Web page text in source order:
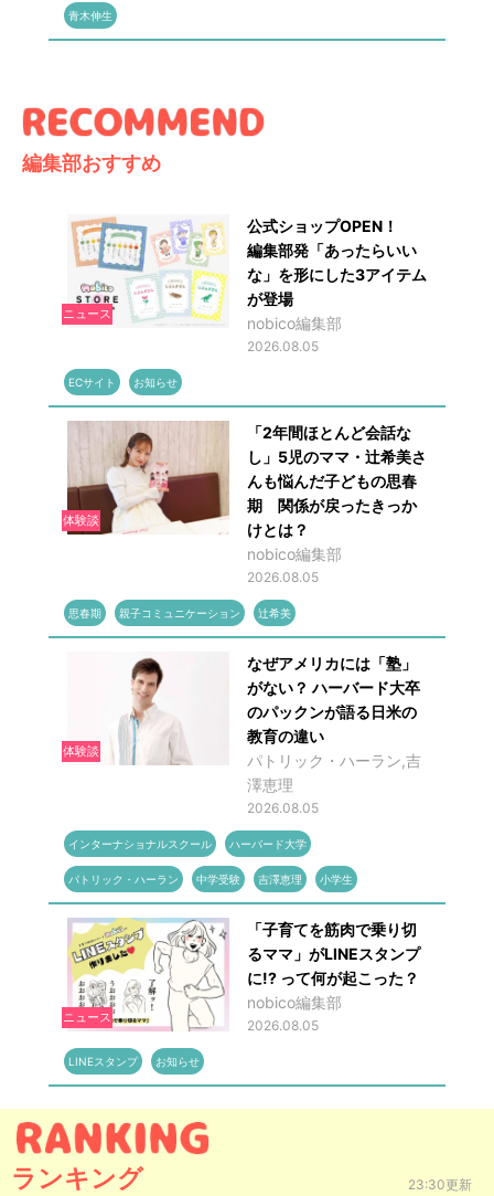
青木伸生
編集部おすすめ
ニュース
公式ショップOPEN！
編集部発「あったらいい
な」を形にした3アイテム
が登場
nobico編集部
2026.08.05
ECサイト お知らせ
体験談
「2年間ほとんど会話な
し」5児のママ・辻希美さ
んも悩んだ子どもの思春
期 関係が戻ったきっか
けとは？
nobico編集部
2026.08.05
思春期 親子コミュニケーション 辻希美
体験談
なぜアメリカには「塾」
がない？ ハーバード大卒
のパックンが語る日米の
教育の違い
パトリック・ハーラン,吉
澤恵理
2026.08.05
インターナショナルスクール ハーバード大学
パトリック・ハーラン 中学受験 吉澤恵理 小学生
ニュース
「子育てを筋肉で乗り切
るママ」がLINEスタンプ
に!? って何が起こった？
nobico編集部
2026.08.05
LINEスタンプ お知らせ
ランキング 23:30更新